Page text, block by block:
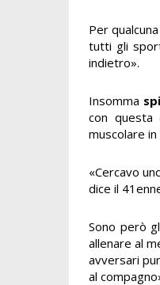
Per
tutti gli
indietro».
Insomma
con questa
muscolare in
«Cercavo
dice il
Sono però
allenare al
avversari
al